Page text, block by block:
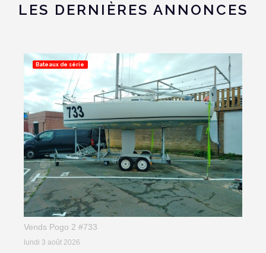
LES DERNIÈRES ANNONCES
Vends Pogo 2 #733
lundi 3 août 2026
Bateaux de série